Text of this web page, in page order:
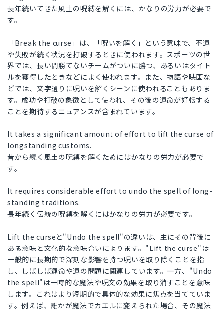
長年続いてきた風土の呪縛を解くには、かなりの労力が必要で
す。
「Break the curse」は、「呪いを解く」という意味で、不運
や失敗が続く状況を打破するときに使われます。スポーツの世
界では、長い間勝てないチームがついに勝つ、あるいはタイト
ルを獲得したときなどによく使われます。また、物語や映画な
どでは、文字通りに呪いを解くシーンに使われることもありま
す。成功や打破の象徴として使われ、その後の運命が好転する
ことを期待するニュアンスが含まれています。
It takes a significant amount of effort to lift the curse of
longstanding customs.
昔から続く風土の呪縛を解くためにはかなりの労力が必要で
す。
It requires considerable effort to undo the spell of long-
standing traditions.
長年続く伝統の呪縛を解くにはかなりの労力が必要です。
Lift the curseと"Undo the spell"の違いは、主にその背後に
ある意味と文化的な意味合いによります。"Lift the curse"は
一般的に長期的で深刻な影響を持つ呪いを取り除くことを指
し、しばしば運命や運の問題に関連しています。一方、"Undo
the spell"は一時的な魔法や呪文の効果を取り消すことを意味
します。これはより短期的で具体的な効果に焦点を当てていま
す。例えば、誰かが魔法でカエルに変えられた場合、その魔法